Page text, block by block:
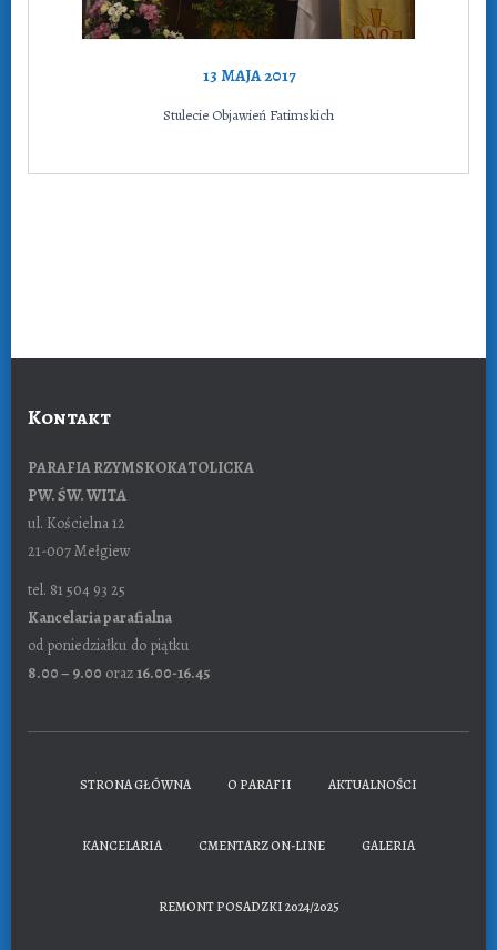
13 MAJA 2017
Stulecie Objawień Fatimskich
Kontakt
PARAFIA RZYMSKOKATOLICKA
PW. ŚW. WITA
ul. Kościelna 12
21-007 Mełgiew
tel. 81 504 93 25
Kancelaria parafialna
od poniedziałku do piątku
8.00 – 9.00 oraz16.00-16.45
STRONA GŁÓWNA O PARAFII AKTUALNOŚCI
KANCELARIA CMENTARZ ON-LINE GALERIA
REMONT POSADZKI 2024/2025